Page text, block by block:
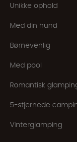
Unikke ophold
Med din hund
Børnevenlig
Med pool
Romantisk
5-stjernede
Vinterglamping